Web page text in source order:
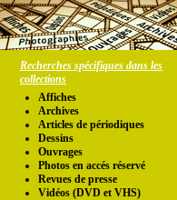
Recherches spécifiques dans les
collections
Affiches
Archives
Articles de périodiques
Dessins
Ouvrages
Photos en accés réservé
Revues de presse
Vidéos (DVD et VHS)